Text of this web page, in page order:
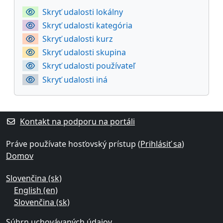
Skryť udalosti lokálny
Skryť udalosti kategória
Skryť udalosti kurz
Skryť udalosti skupina
Skryť udalosti používateľ
Skryť udalosti iná
Kontakt na podporu na portáli
Práve používate hosťovský prístup (Prihlásiť sa)
Domov
Slovenčina ‎(sk)‎
English ‎(en)‎
Slovenčina ‎(sk)‎